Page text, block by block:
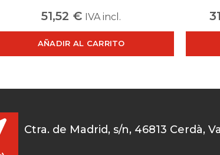
51,52 € IVA incl.
AÑADIR AL CARRITO
Ctra. de Madrid, s/n, 46813 Cerdà,